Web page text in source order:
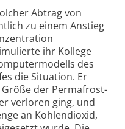
Abtrag von
zu einem Anstieg
ihr Kollege
des
die Situation. Er
Größe der Permafrost­
verloren ging, und
an Kohlen­dioxid,